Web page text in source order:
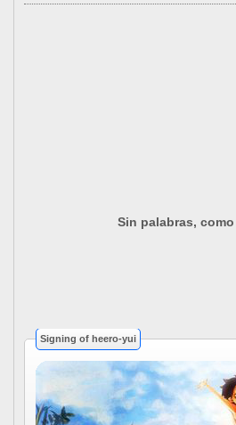
Sin palabras,
Signing of heero-yui